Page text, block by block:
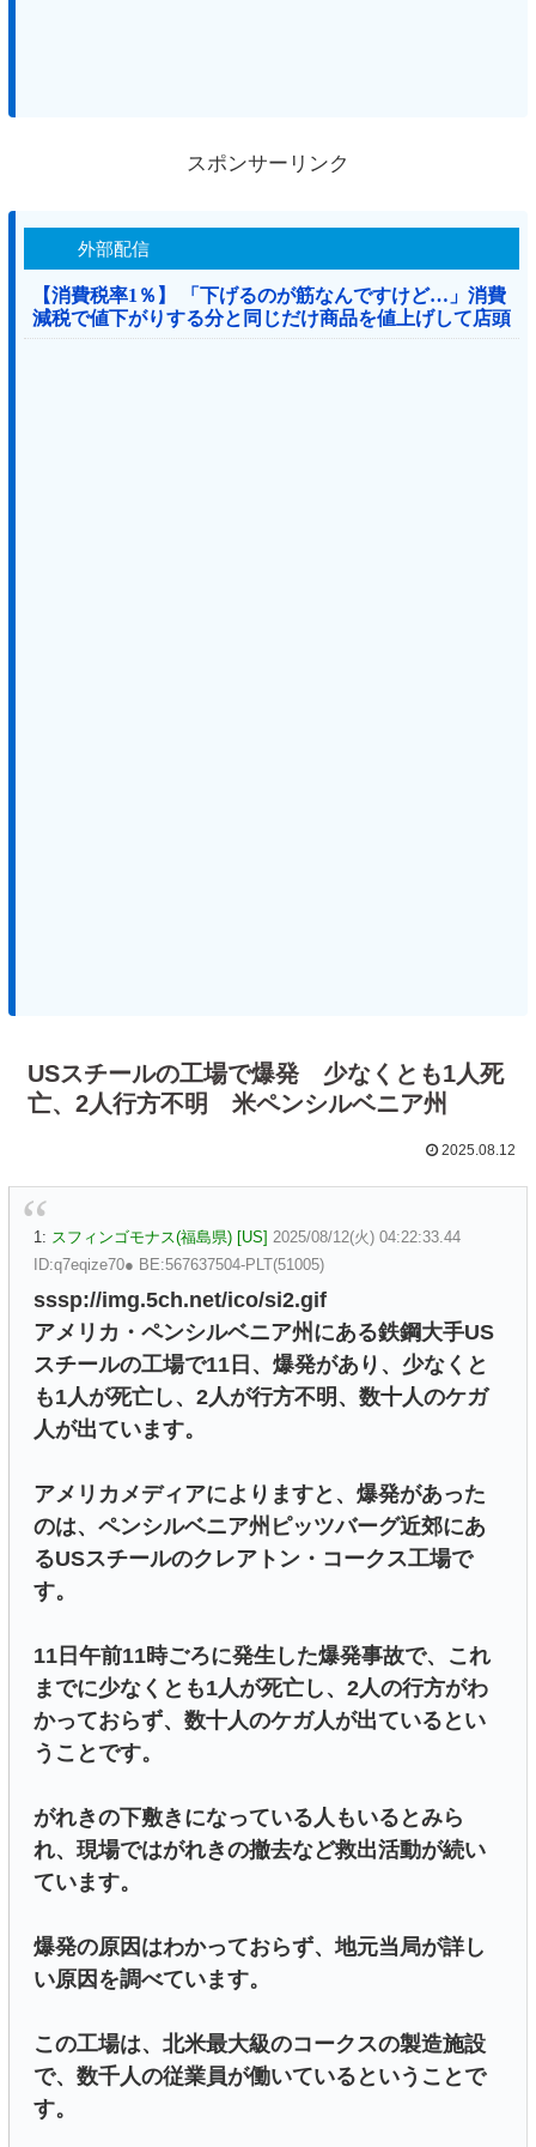
スポンサーリンク
外部配信
【消費税率1％】 「下げるのが筋なんですけど…」消費
減税で値下がりする分と同じだけ商品を値上げして店頭
価格を変えない店も
USスチールの工場で爆発 少なくとも1人死
亡、2人行方不明 米ペンシルベニア州
2025.08.12
1: スフィンゴモナス(福島県) [US] 2025/08/12(火) 04:22:33.44
ID:q7eqize70● BE:567637504-PLT(51005)
sssp://img.5ch.net/ico/si2.gif
アメリカ・ペンシルベニア州にある鉄鋼大手US
スチールの工場で11日、爆発があり、少なくと
も1人が死亡し、2人が行方不明、数十人のケガ
人が出ています。
アメリカメディアによりますと、爆発があった
のは、ペンシルベニア州ピッツバーグ近郊にあ
るUSスチールのクレアトン・コークス工場で
す。
11日午前11時ごろに発生した爆発事故で、これ
までに少なくとも1人が死亡し、2人の行方がわ
かっておらず、数十人のケガ人が出ているとい
うことです。
がれきの下敷きになっている人もいるとみら
れ、現場ではがれきの撤去など救出活動が続い
ています。
爆発の原因はわかっておらず、地元当局が詳し
い原因を調べています。
この工場は、北米最大級のコークスの製造施設
で、数千人の従業員が働いているということで
す。